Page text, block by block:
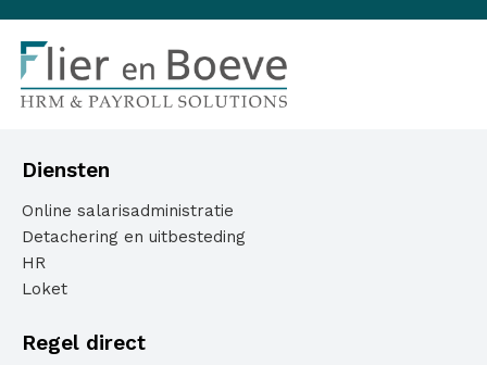
Diensten
Online salarisadministratie
Detachering en uitbesteding
HR
Loket
Regel direct